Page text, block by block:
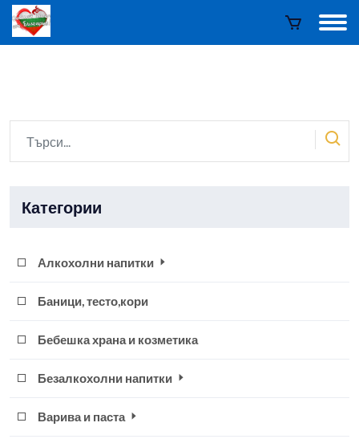
Категории
Алкохолни напитки
Баници, тесто,кори
Бебешка храна и козметика
Безалкохолни напитки
Варива и паста